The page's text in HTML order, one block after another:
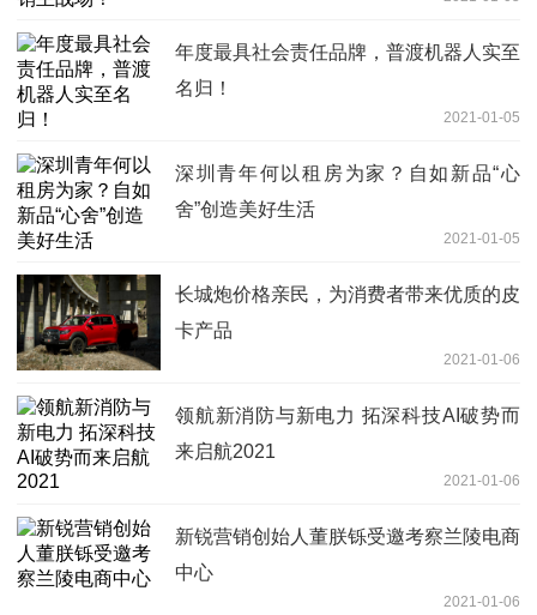
年度最具社会责任品牌，普渡机器人实至
名归！
2021-01-05
深圳青年何以租房为家？自如新品“心
舍”创造美好生活
2021-01-05
长城炮价格亲民，为消费者带来优质的皮
卡产品
2021-01-06
领航新消防与新电力 拓深科技AI破势而
来启航2021
2021-01-06
新锐营销创始人董朕铄受邀考察兰陵电商
中心
2021-01-06